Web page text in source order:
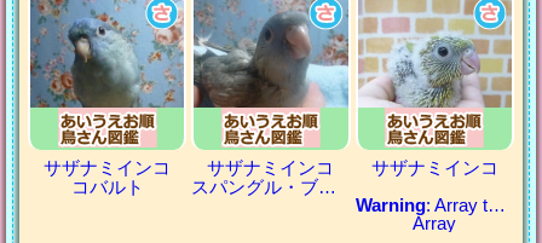
サザナミインコ
コバルト
サザナミインコ
スパングル・ブルー
サザナミインコ
Warning: Array to string conversion in
Array